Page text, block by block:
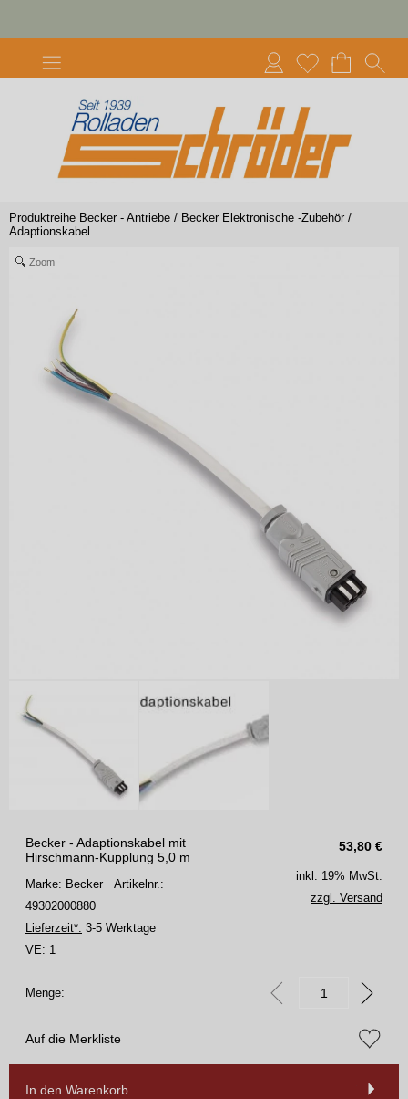
Produktreihe Becker - Antriebe / Becker Elektronische -Zubehör /
Adaptionskabel
Zoom
53,80 €
Becker - Adaptionskabel mit
Hirschmann-Kupplung 5,0 m
Marke: Becker Artikelnr.:
49302000880
Lieferzeit*: 3-5 Werktage
VE: 1
inkl. 19% MwSt.
zzgl. Versand
Menge:
Auf die Merkliste
In den Warenkorb